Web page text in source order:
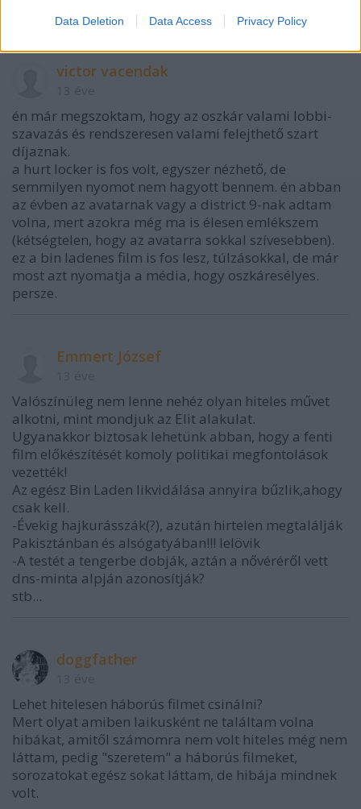
Data Deletion Data Access Privacy Policy
victor vacendak
én már megszoktam, hogy az oszkár valami lobbi-
szavazás és rendszeresen valami felejthető szart
díjaznak.
a hurt locker is fos volt, egyszer nézhető, de
semmilyen nyomot nem hagyott bennem. én abban
az évben az avatarnak vagy a district 9-nak adtam
volna, mert azokra még ma is élesen emlékszem
(kétségtelen, hogy az avatarra sokkal szívesebben).
ez a bin ladenes film is fos lesz, túlzásokkal, de már
most azt nyomatja a média, hogy oszkáresélyes.
persze.
Emmert József
Valószínüleg nem lenne nehéz olyan hiteles művet
alkotni, mint mondjuk az Elit alakulat.
Ugyanakkor biztosak lehetünk abban, hogy a fenti
film előkészítését komoly politikai megfontolások
vezették!
Az egész Bin Laden likvidálása annyira bűzlik,ahogy
csak kell.
-Évekig hajkurásszák(?), azután hirtelen megtalálják
Pakisztánban és alsógatyában!!! lelövik
-A testét a tengerbe dobják, aztán a nővéréről vett
dns-minta alpján azonosítják?
stb...
doggfather
Lehet hitelesen háborús filmet csinálni?
Mert olyat amiben laikusként ne találtam volna
hibákat, amitől számomra nem volt hiteles még nem
láttam, pedig "szeretem" a háborús filmeket,
sorozatokat egész sokat láttam, de hibája mindnek
volt.